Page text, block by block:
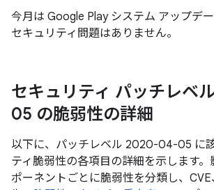
今月は Google Play システム アップデ
セキュリティ問題はありません。
セキュリティ パッチレベ
05 の脆弱性の詳細
以下に、パッチレベル 2020-04-05 に
ティ脆弱性の各項目の詳細を示します
ポーネントごとに脆弱性を分類し、